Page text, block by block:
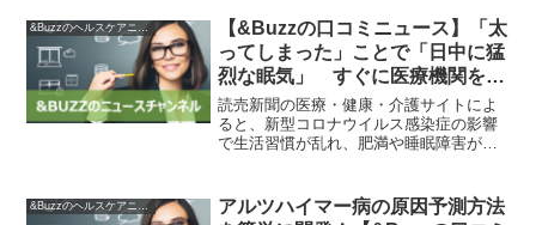
炎症制御の重要性炎症は体の損傷を修復
するために必要なプロセス...
&Buzzのヘルスケアニュース
【&Buzzの口コミニュース】「太
ってしまった」ことで「日中に猛
烈な眠気」 すぐに医療機関を訪
れるべき症状は？ | ヨミドクター
(読売新聞)
読売新聞の医療・健康・介護サイトによ
ると、新型コロナウイルス感染症の影響
で生活習慣が乱れ、肥満や睡眠障害が増
睡眠の質が下がります。それによって日
中眠気に襲われ、生活に支...
&Buzzのヘルスケアニュース
アルツハイマー病の原因予測方法